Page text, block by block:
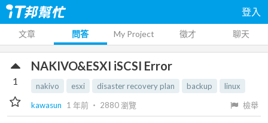
登入
文章 問答 My Project 徵才 聊天
NAKIVO&ESXI iSCSI Error
nakivo esxi disaster recovery plan backup
linux
kawasun
1 年前 ‧ 2880瀏覽 檢舉
1